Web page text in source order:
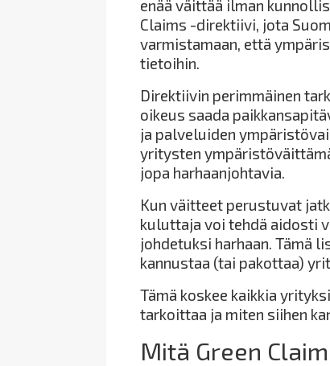
enää väittää ilman
Claims -direktiivi, jota
varmistamaan, että
tietoihin.
Direktiivin perimmäinen
oikeus saada
ja palveluiden
yritysten
jopa harhaanjohtavia.
Kun väitteet perustuvat
kuluttaja voi tehdä aidosti
johdetuksi harhaan. Tämä
kannustaa (tai pakottaa)
Tämä koskee kaikkia
tarkoittaa ja miten siihen
Mitä Green